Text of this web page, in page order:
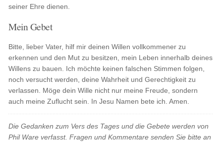
seiner Ehre dienen.
Mein Gebet
Bitte, lieber Vater, hilf mir deinen Willen vollkommener zu
erkennen und den Mut zu besitzen, mein Leben innerhalb deines
Willens zu bauen. Ich möchte keinen falschen Stimmen folgen,
noch versucht werden, deine Wahrheit und Gerechtigkeit zu
verlassen. Möge dein Wille nicht nur meine Freude, sondern
auch meine Zuflucht sein. In Jesu Namen bete ich. Amen.
Die Gedanken zum Vers des Tages und die Gebete werden von
Phil Ware verfasst. Fragen und Kommentare senden Sie bitte an